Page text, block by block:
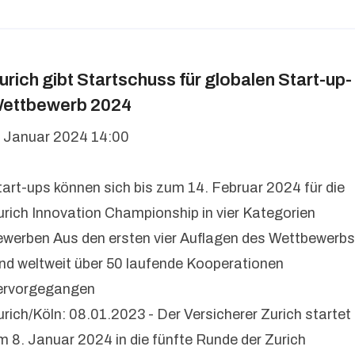
gibt Startschuss für globalen Start-up-
2024
Januar 2024 14:00
ups können sich bis zum 14. Februar 2024 für die
Innovation Championship in vier Kategorien
Aus den ersten vier Auflagen des Wettbewerbs
weltweit über 50 laufende Kooperationen
Köln: 08.01.2023 - Der Versicherer Zurich startet
8. Januar 2024 in die fünfte Runde der Zurich